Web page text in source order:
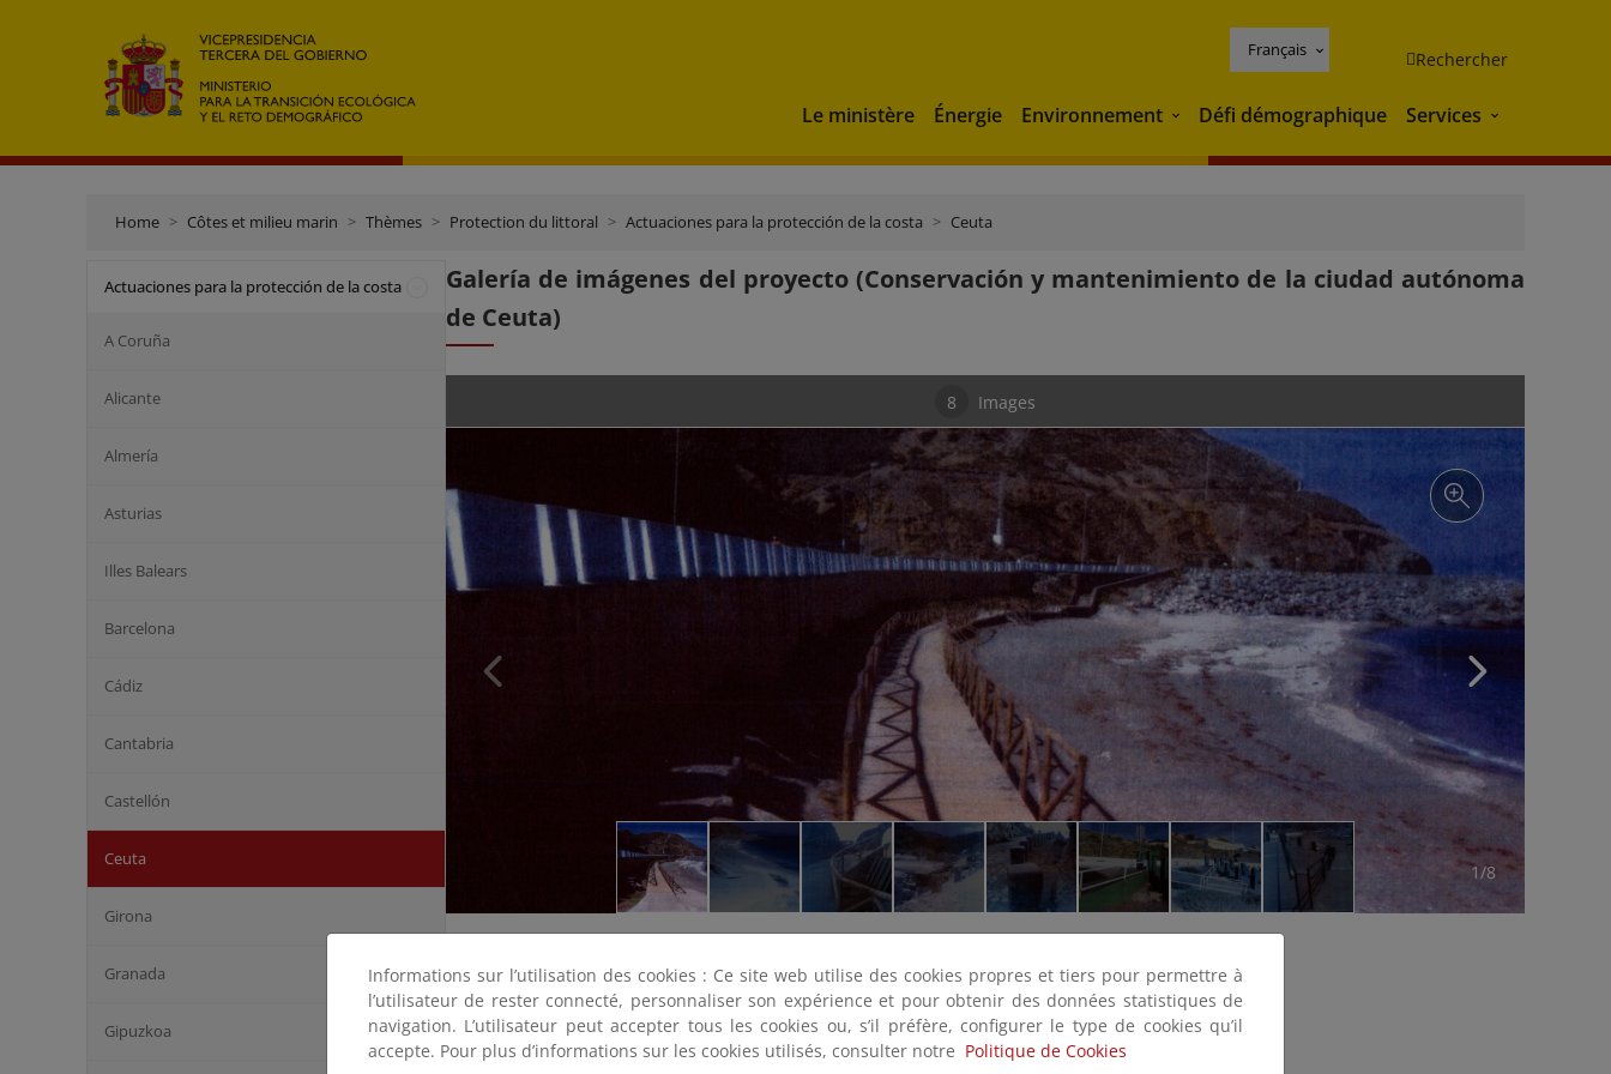
Français Rechercher
Le ministère Énergie Environnement Environnement
Défi démographique Services Services
Home Côtes et milieu marin Thèmes Protection du littoral Actuaciones para la protección de la costa Ceuta
Actuaciones para la protección de la costa
A Coruña
Alicante
Almería
Asturias
Illes Balears
Barcelona
Cádiz
Cantabria
Castellón
Ceuta
Girona
Granada
Gipuzkoa
Galería de imágenes del proyecto (Conservación y mantenimiento de la ciudad autónoma
de Ceuta)
8 Images
1/8
Informations sur l’utilisation des cookies : Ce site web utilise des cookies propres et tiers pour permettre à
l’utilisateur de rester connecté, personnaliser son expérience et pour obtenir des données statistiques de
navigation. L’utilisateur peut accepter tous les cookies ou, s’il préfère, configurer le type de cookies qu’il
accepte. Pour plus d’informations sur les cookies utilisés, consulter notre Politique de Cookies